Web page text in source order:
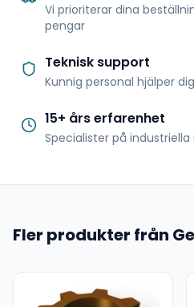
Vi prioriterar dina
pengar
Teknisk support
Kunnig personal hjälper
15+ års erfarenhet
Specialister på
Fler produkter från